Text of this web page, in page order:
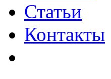
Статьи
Контакты